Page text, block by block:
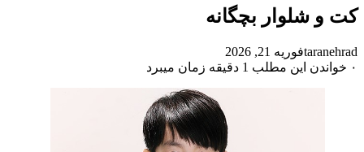
بچگانه
فوریه 21, 2026
1 دقیقه زمان میبرد